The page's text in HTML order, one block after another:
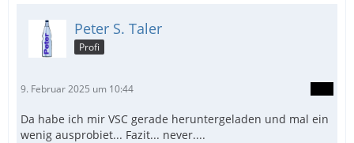
Peter S. Taler
Profi
9. Februar 2025 um 10:44
Da habe ich mir VSC gerade heruntergeladen und mal ein
wenig ausprobiet... Fazit... never....